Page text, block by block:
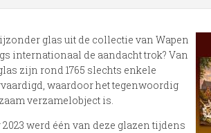
glas uit de collectie van Wapen
internationaal de aandacht trok? Van
zijn rond 1765 slechts enkele
waardoor het tegenwoordig
verzamelobject is.
2023 werd één van deze glazen tijdens